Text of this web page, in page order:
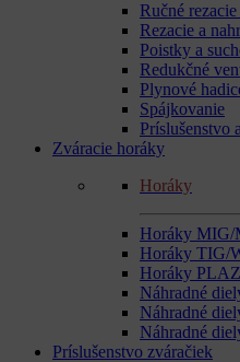
Ručné
Rezacie a
Poistky a
Redukčné
Plynové
Spájkovanie
Príslušenstvo
Zváracie horáky
Horáky
Horáky MIG/
Horáky TIG/
Horáky
Náhradné
Náhradné
Náhradné
Príslušenstvo zváračiek